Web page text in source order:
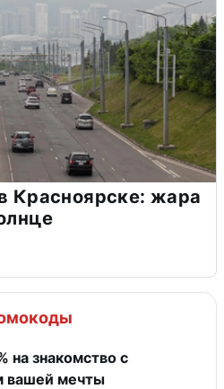
Красноярске: жара
на знакомство с
вашей мечты